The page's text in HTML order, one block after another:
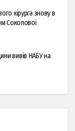
хірурга знову в
Соколової
вивів НАБУ на